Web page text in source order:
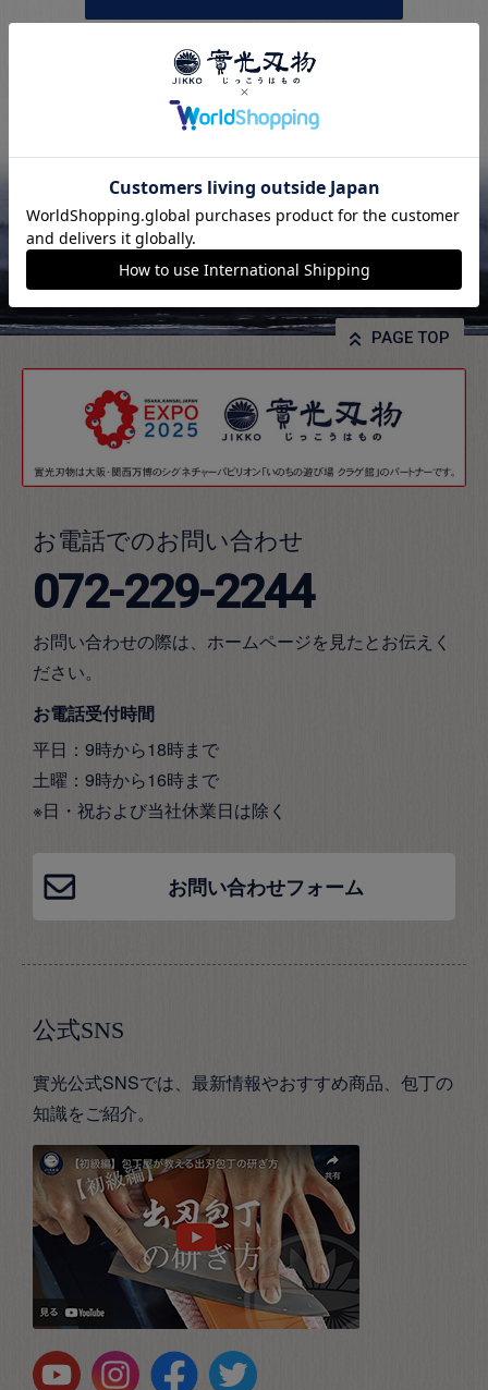
PAGE TOP
お電話でのお問い合わせ
072-229-2244
お問い合わせの際は、ホームページを見たとお伝えく
ださい。
お電話受付時間
平日：9時から18時まで
土曜：9時から16時まで
※日・祝および当社休業日は除く
お問い合わせフォーム
公式SNS
實光公式SNSでは、最新情報やおすすめ商品、包丁の
知識をご紹介。